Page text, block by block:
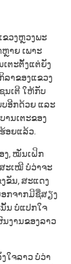
ວງຫຼວງພະ
າຍ ເພາະ
ຕະຕັ້ງແຕ່ຍັງ
າຂອງແຂວງ
ນເຕີ ໃຫ້ກັບ
ອີກດ້ວຍ ແລະ
ານເຕະຂອງ
ອຍແລ້ວ.
ງ, ໝັ່ນເຝິກ
ະເໝີ ບໍ່ວ່າຈະ
ຂັນ, ສະແດງ
ກຈາກມີຊື່ສຽງ
ນ ບໍ່ແປກໃຈ
ງານຂອງລາວ
ໃຈລາວ ບໍ່ວ່າ